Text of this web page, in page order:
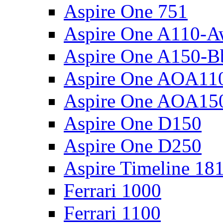
Aspire One 751
Aspire One A110-
Aspire One A150-
Aspire One
Aspire One
Aspire One D150
Aspire One D250
Aspire Timeline
Ferrari 1000
Ferrari 1100